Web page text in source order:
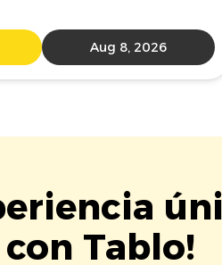
Aug 8, 2026
Tablo!